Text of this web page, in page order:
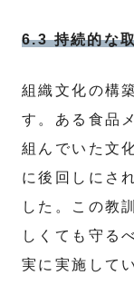
6.3 持続的な
組織文化の構
す。ある食品
組んでいた文
に後回しにさ
した。この教
しくても守る
実に実施して